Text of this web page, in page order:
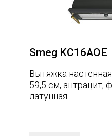
Smeg KC16AOE
Вытяжка
59,5 см, антрацит,
латунная.